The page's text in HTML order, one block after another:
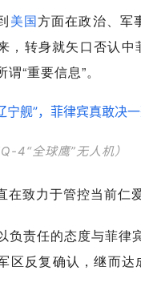
美国方面在政治、军
，转身就矢口否认中
“重要信息”。
4“全球鹰”无人机）
在致力于管控当前仁
负责任的态度与菲律
区反复确认，继而